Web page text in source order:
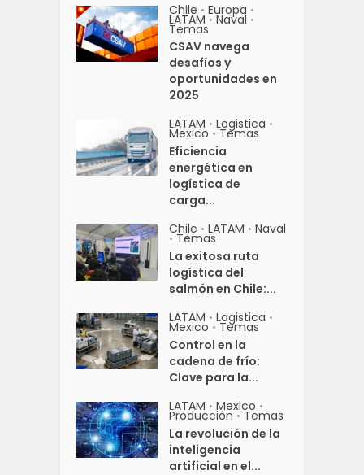
Chile • Europa •
LATAM • Naval •
Temas
CSAV navega
desafíos y
oportunidades en
2025
LATAM • Logistica •
Mexico • Temas
Eficiencia
energética en
logística de
carga...
Chile • LATAM • Naval
• Temas
La exitosa ruta
logística del
salmón en Chile:...
LATAM • Logistica •
Mexico • Temas
Control en la
cadena de frío:
Clave para la...
LATAM • Mexico •
Producción • Temas
La revolución de la
inteligencia
artificial en el...